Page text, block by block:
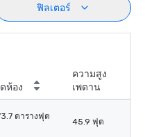
ฟิลเตอร์
ห้อง
ความสูง
เพดาน
ตารางฟุต
45.9 ฟุต